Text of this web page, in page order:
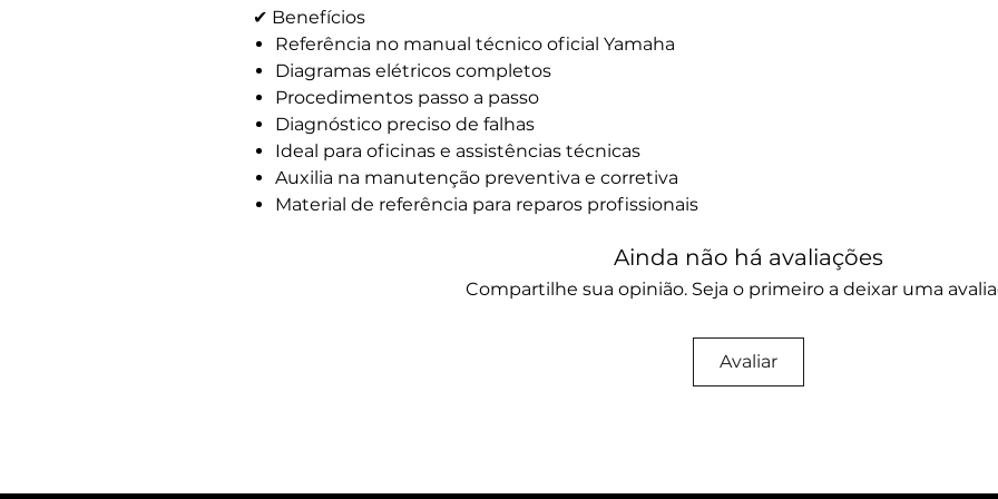
✔ Benefícios
Referência no manual técnico oficial Yamaha
Diagramas elétricos completos
Procedimentos passo a passo
Diagnóstico preciso de falhas
Ideal para oficinas e assistências técnicas
Auxilia na manutenção preventiva e corretiva
Material de referência para reparos profissionais
Ainda não há avaliações
Compartilhe sua opinião. Seja o primeiro a deixar uma
Avaliar